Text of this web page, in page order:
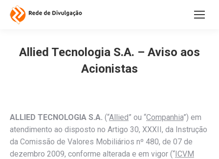
Allied Tecnologia S.A. – Aviso aos
Acionistas
ALLIED TECNOLOGIA S.A. (“Allied” ou “Companhia”) em
atendimento ao disposto no Artigo 30, XXXII, da Instrução
da Comissão de Valores Mobiliários nº 480, de 07 de
dezembro 2009, conforme alterada e em vigor (“ICVM